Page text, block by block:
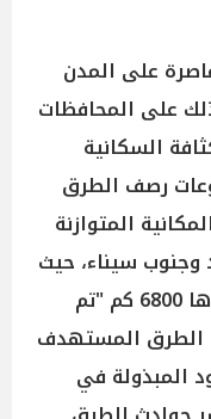
على المدن
على المحافظات
السكانية
رصف الطرق
المتوازنة
سيناء، حيث
سيبلغ أطوال الطرق الجاري تنفيذها 6800 كم "تم
الطرق المستهدف
المبذولة في